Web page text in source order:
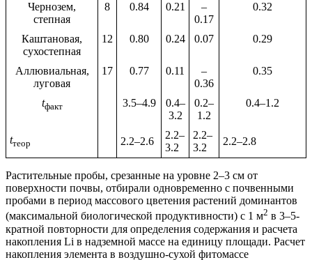
Чернозем,
степная
8 0.84 0.21
–
0.17
0.32
Каштановая,
сухостепная
12 0.80 0.24 0.07 0.29
Аллювиальная,
луговая
17 0.77 0.11
–
0.36
0.35
tфакт 3.5–4.9
0.4–
3.2
0.2–
1.2
0.4–1.2
tтеор 2.2–2.6
2.2–
3.2
2.2–
3.2
2.2–2.8
Растительные пробы, срезанные на уровне 2–3 см от
поверхности почвы, отбирали одновременно с почвенными
пробами в период массового цветения растений доминантов
(максимальной биологической продуктивности) с 1 м2 в 3–5-
кратной повторности для определения содержания и расчета
накопления Li в надземной массе на единицу площади. Расчет
накопления элемента в воздушно-сухой фитомассе